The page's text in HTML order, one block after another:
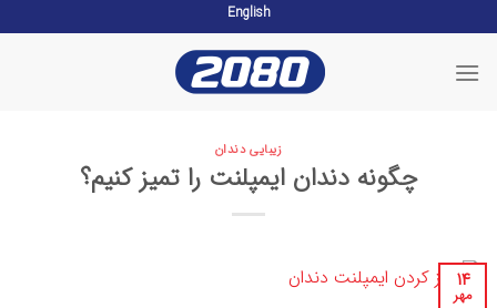
content
English
زیبایی دندان
چگونه دندان ایمپلنت را تمیز کنیم؟
۱۴
مهر